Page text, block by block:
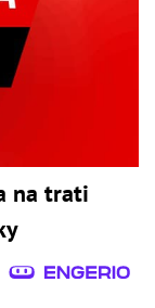
na trati